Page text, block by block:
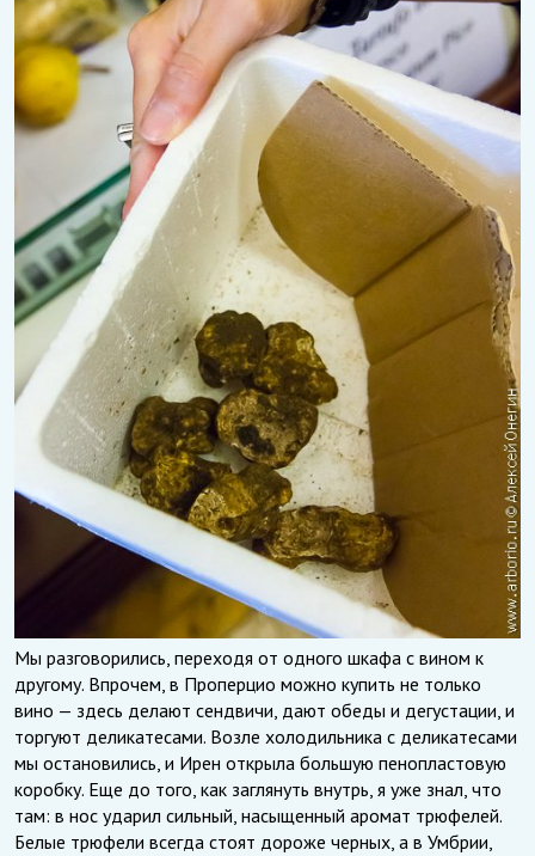
Мы разговорились, переходя от одного шкафа с вином к
другому. Впрочем, в Проперцио можно купить не только
вино — здесь делают сендвичи, дают обеды и дегустации, и
торгуют деликатесами. Возле холодильника с деликатесами
мы остановились, и Ирен открыла большую пенопластовую
коробку. Еще до того, как заглянуть внутрь, я уже знал, что
там: в нос ударил сильный, насыщенный аромат трюфелей.
Белые трюфели всегда стоят дороже черных, а в Умбрии,